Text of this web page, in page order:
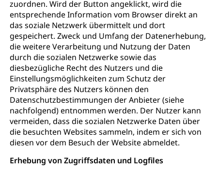
zuordnen. Wird der Button angeklickt, wird die
entsprechende Information vom Browser direkt an
das soziale Netzwerk übermittelt und dort
gespeichert. Zweck und Umfang der Datenerhebung,
die weitere Verarbeitung und Nutzung der Daten
durch die sozialen Netzwerke sowie das
diesbezügliche Recht des Nutzers und die
Einstellungsmöglichkeiten zum Schutz der
Privatsphäre des Nutzers können den
Datenschutzbestimmungen der Anbieter (siehe
nachfolgend) entnommen werden. Der Nutzer kann
vermeiden, dass die sozialen Netzwerke Daten über
die besuchten Websites sammeln, indem er sich von
diesen vor dem Besuch der Website abmeldet.
Erhebung von Zugriffsdaten und Logfiles